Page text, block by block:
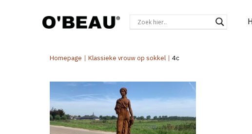
Homepage | Klassieke vrouw op sokkel | 4c